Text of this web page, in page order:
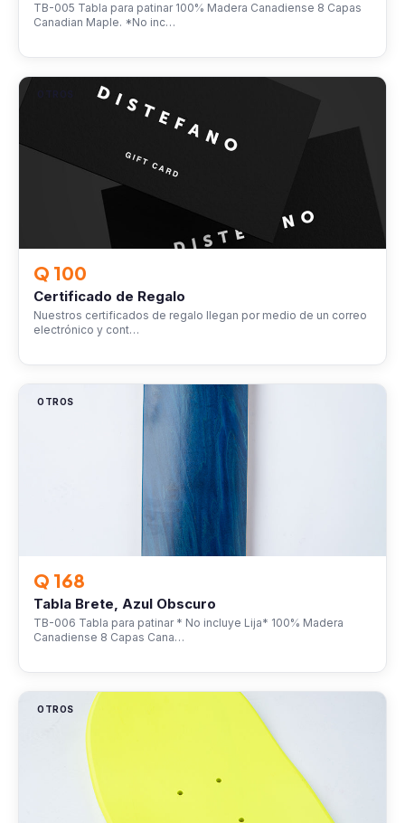
TB-005 Tabla para patinar 100% Madera Canadiense 8 Capas
Canadian Maple. *No inc…
OTROS
Q 100
Certificado de Regalo
Nuestros certificados de regalo llegan por medio de un correo
electrónico y cont…
OTROS
Q 168
Tabla Brete, Azul Obscuro
TB-006 Tabla para patinar * No incluye Lija* 100% Madera
Canadiense 8 Capas Cana…
OTROS